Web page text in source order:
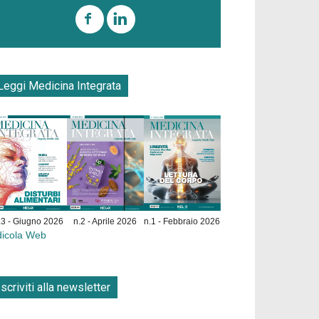
Medicina Integrata
- Giugno 2026 n.2 - Aprile 2026 n.1 - Febbraio 2026
Web
alla newsletter